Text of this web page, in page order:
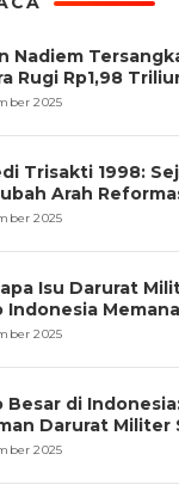
Nadiem
Rugi Rp1,98
2025
Trisakti 1998:
Arah
2025
Isu Darurat
Indonesia
2025
Besar di
Darurat Militer
2025